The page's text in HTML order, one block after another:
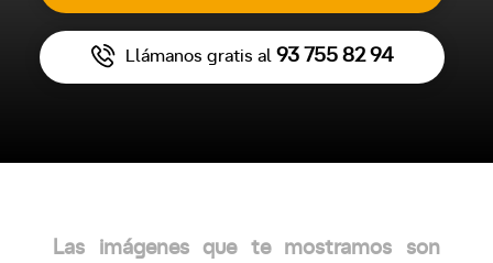
Llámanos gratis al 93 755 82 94
Las imágenes que te mostramos son